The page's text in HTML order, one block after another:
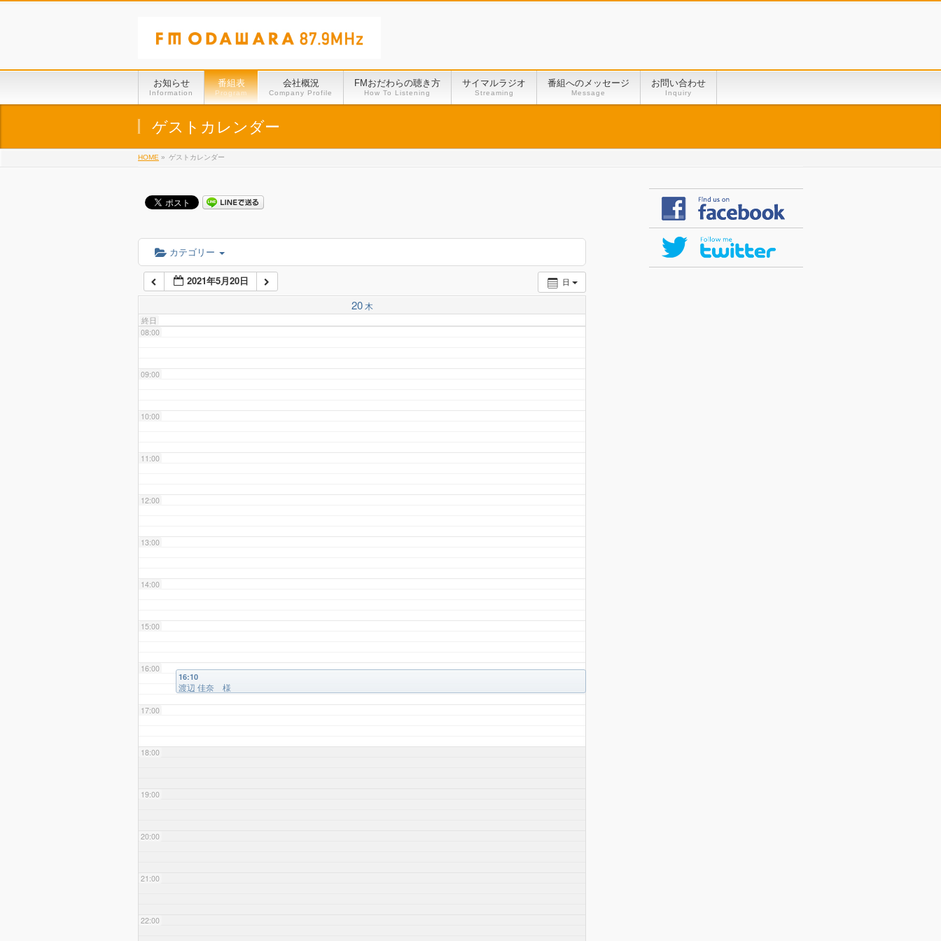
お知らせ
Information
番組表
Program
会社概況
Company Profile
FMおだわらの聴き方
How To Listening
サイマルラジオ
Streaming
番組へのメッセージ
Message
お問い合わせ
Inquiry
ゲストカレンダー
HOME » ゲストカレンダー
カテゴリー
日
2021年5月20日
20 木
終日
01:00
02:00
03:00
04:00
05:00
06:00
07:00
08:00
09:00
10:00
11:00
12:00
13:00
14:00
15:00
16:00
17:00
18:00
19:00
20:00
21:00
22:00
16:10
渡辺 佳奈 様